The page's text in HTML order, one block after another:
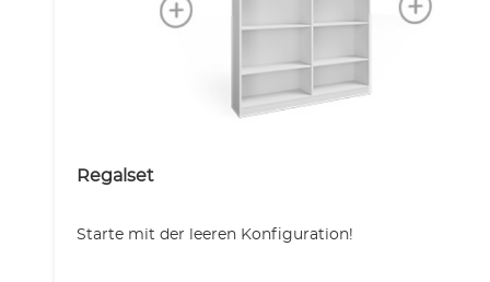
Regalset
Starte mit der leeren Konfiguration!